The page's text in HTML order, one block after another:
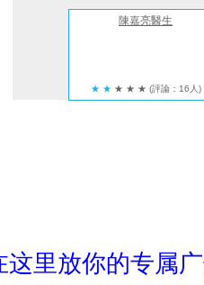
陳嘉亮醫生
★ ★ ★ ★ ★ (評論：16人)